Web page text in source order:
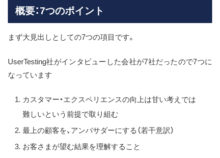
概要：7つのポイント
まず大見出しとしての7つの項目です。
UserTesting社がインタビューした会社が7社だったので7つに
なっています
カスタマー・エクスペリエンスの向上は甘い考えでは
難しいという前提で取り組む
最上の顧客を、アンバサダーにする（若干意訳）
お客さまが望む結果を理解すること